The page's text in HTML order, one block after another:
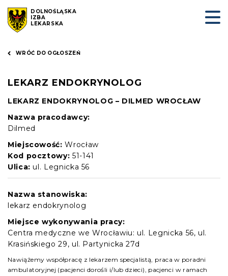
DOLNOŚLĄSKA
IZBA
LEKARSKA
WRÓĆ DO OGŁOSZEŃ
LEKARZ ENDOKRYNOLOG
LEKARZ ENDOKRYNOLOG – DILMED WROCŁAW
Nazwa pracodawcy:
Dilmed
Miejscowość: Wrocław
Kod pocztowy: 51-141
Ulica: ul. Legnicka 56
Nazwa stanowiska:
lekarz endokrynolog
Miejsce wykonywania pracy:
Centra medyczne we Wrocławiu: ul. Legnicka 56, ul.
Krasińskiego 29, ul. Partynicka 27d
Nawiążemy współpracę z lekarzem specjalistą, praca w poradni
ambulatoryjnej (pacjenci dorośli i/lub dzieci), pacjenci w ramach